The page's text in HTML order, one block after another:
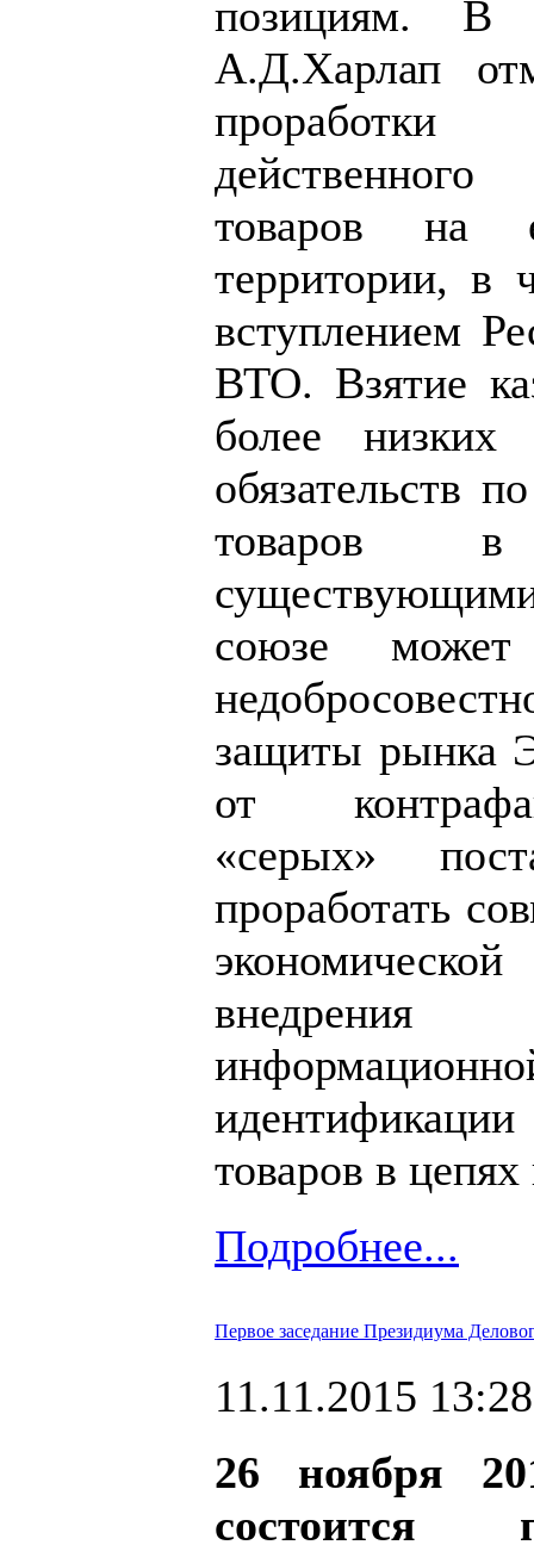
позициям. В
А.Д.Харлап
товаров на
территории, в
вступлением
ВТО. Взятие
более низких
обязательств
товаров
союзе может
защиты рынка
от
«серых»
проработать
товаров в
Подробнее...
Первое заседание Президиума
11.11.2015 13:28
26 ноября
состоится